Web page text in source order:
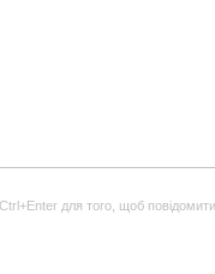
для того, щоб